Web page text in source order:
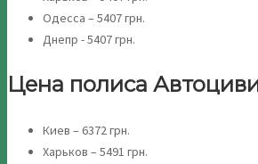
Одесса – 5407 грн.
Днепр - 5407 грн.
Цена полиса
Киев – 6372 грн.
Харьков – 5491 грн.